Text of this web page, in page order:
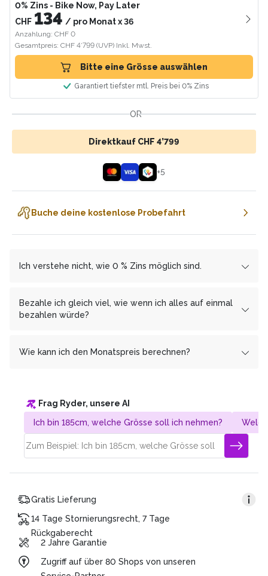
0% Zins - Bike Now, Pay Later
CHF 134 / pro Monatx36
Anzahlung: CHF 0
Gesamtpreis: CHF 4’799 (UVP) Inkl. Mwst.
Bitte eine Grösse auswählen
Garantiert tiefster mtl. Preis bei 0% Zins
OR
Direktkauf CHF 4’799
+5
Buche deine kostenlose Probefahrt
Ich verstehe nicht, wie 0 % Zins möglich sind.
cembrapay.ch und MF Group zusammen, welcher es uns
ermöglicht, dir die Ratenzahlung zinsfrei anzubieten.
Anteil des Gewinns. Diesen Weg haben wir bewusst
Bezahle ich gleich viel, wie wenn ich alles auf einmal
bezahlen würde?
mehr, als wenn Du alles auf einmal bezahlst.
Wie kann ich den Monatspreis berechnen?
Gesamtpreis: CHF 4’320.
Dauer des Plans: 36 Monate
Monatsrate: CHF 120 (4’320/36)
Frag Ryder, unsere AI
Ich bin 185cm, welche Grösse soll ich nehmen?
Gratis Lieferung
14 Tage Stornierungsrecht, 7 Tage
Rückgaberecht
2 Jahre Garantie
Zugriff auf über 80 Shops von unseren